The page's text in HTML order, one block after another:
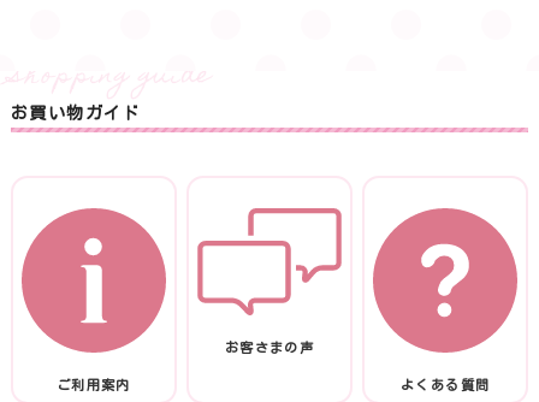
お買い物ガイド
ご利用案内
お客さまの声
よくある質問